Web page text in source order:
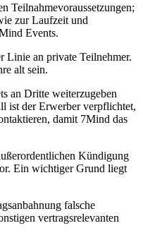
Teilnahmevoraussetzungen;
zur Laufzeit und
Events.
Linie an private Teilnehmer.
alt sein.
an Dritte weiterzugeben
ist der Erwerber verpflichtet,
damit 7Mind das
Kündigung
Ein wichtiger Grund liegt
falsche
vertragsrelevanten